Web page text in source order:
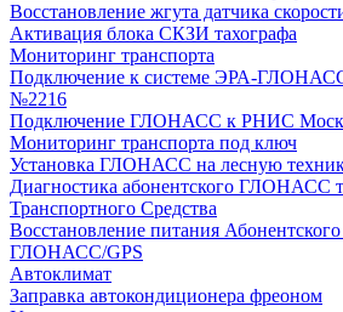
Восстановление жгута датчика
Активация блока СКЗИ тахографа
Мониторинг транспорта
Подключение к системе ЭРА-
№2216
Подключение ГЛОНАСС к РНИС
Мониторинг транспорта под ключ
Установка ГЛОНАСС на лесную
Диагностика абонентского ГЛОНАСС
Транспортного Средства
Восстановление питания
ГЛОНАСС/GPS
Автоклимат
Заправка автокондиционера фреоном